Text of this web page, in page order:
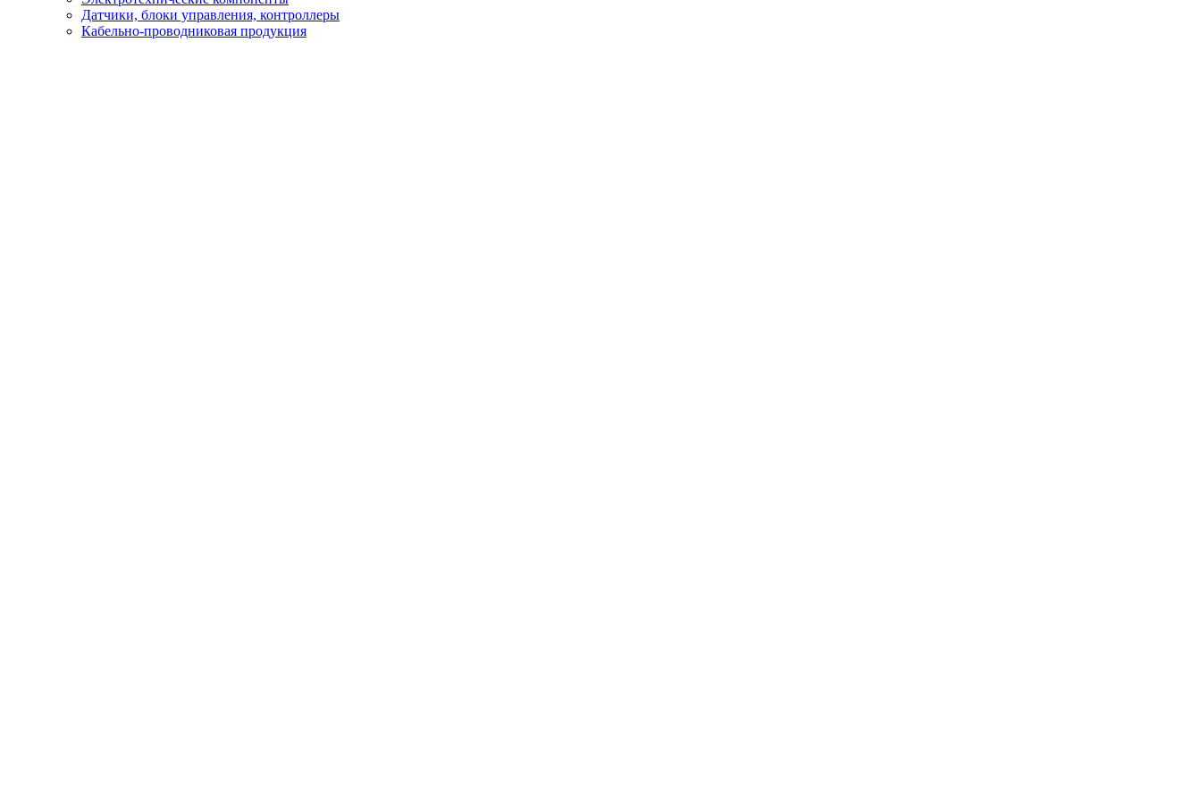
Датчики, блоки управления, контроллеры
Кабельно-проводниковая продукция